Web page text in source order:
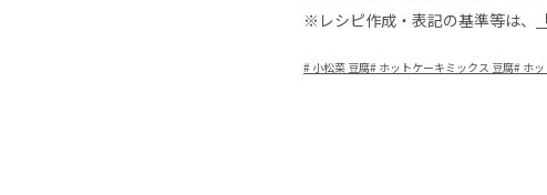
※レシピ作成・表記の基準等は、
# 小松菜 豆腐# ホットケーキミックス 豆腐# ホ